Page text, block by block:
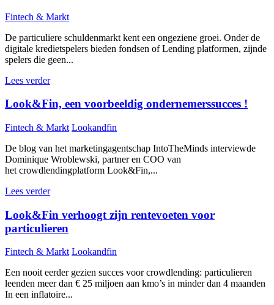
Fintech & Markt
De particuliere schuldenmarkt kent een ongeziene groei. Onder de
digitale kredietspelers bieden fondsen of Lending platformen, zijnde
spelers die geen...
Lees verder
Look&Fin, een voorbeeldig ondernemerssucces !
Fintech & Markt Lookandfin
De blog van het marketingagentschap IntoTheMinds interviewde
Dominique Wroblewski, partner en COO van
het crowdlendingplatform Look&Fin,...
Lees verder
Look&Fin verhoogt zijn rentevoeten voor
particulieren
Fintech & Markt Lookandfin
Een nooit eerder gezien succes voor crowdlending: particulieren
leenden meer dan € 25 miljoen aan kmo’s in minder dan 4 maanden
In een inflatoire...